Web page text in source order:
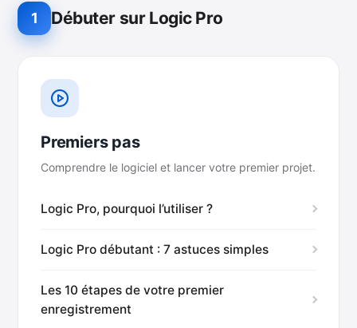
1 Débuter sur Logic Pro
Premiers pas
Comprendre le logiciel et lancer votre premier projet.
Logic Pro, pourquoi l’utiliser ?
Logic Pro débutant : 7 astuces simples
Les 10 étapes de votre premier
enregistrement